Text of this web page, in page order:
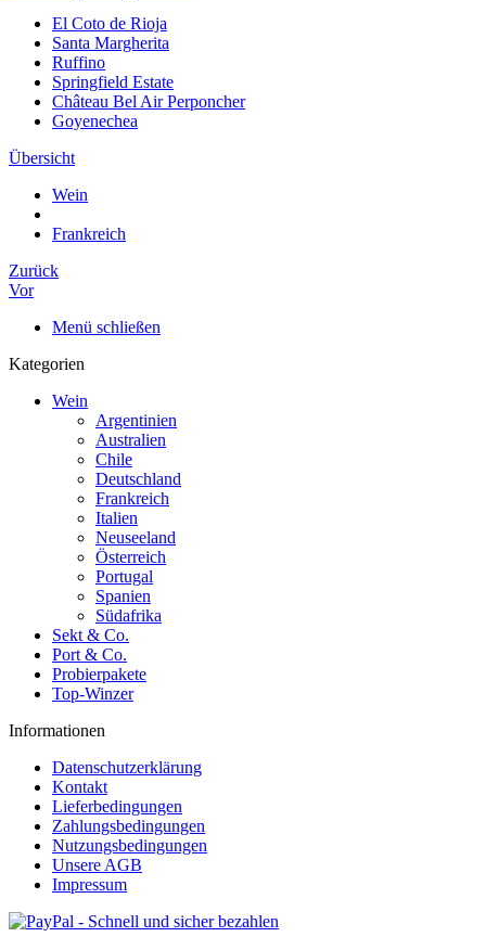
El Coto de Rioja
Santa Margherita
Ruffino
Springfield Estate
Château Bel Air Perponcher
Goyenechea
Übersicht
Wein
Frankreich
Zurück
Vor
Menü schließen
Kategorien
Wein
Argentinien
Australien
Chile
Deutschland
Frankreich
Italien
Neuseeland
Österreich
Portugal
Spanien
Südafrika
Sekt & Co.
Port & Co.
Probierpakete
Top-Winzer
Informationen
Datenschutzerklärung
Kontakt
Lieferbedingungen
Zahlungsbedingungen
Nutzungsbedingungen
Unsere AGB
Impressum